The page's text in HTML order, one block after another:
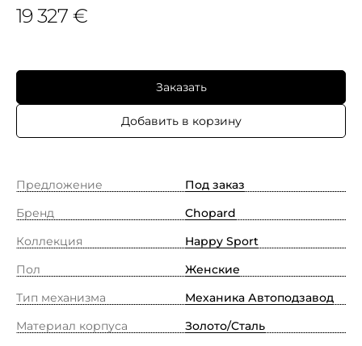
19 327 €
Заказать
Добавить в корзину
Предложение
Под заказ
Бренд
Chopard
Коллекция
Happy Sport
Пол
Женские
Тип механизма
Механика Автоподзавод
Материал корпуса
Золото/Cталь